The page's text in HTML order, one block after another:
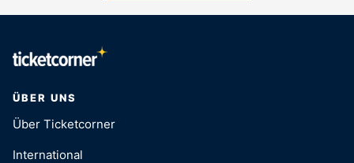
ÜBER UNS
Über Ticketcorner
International